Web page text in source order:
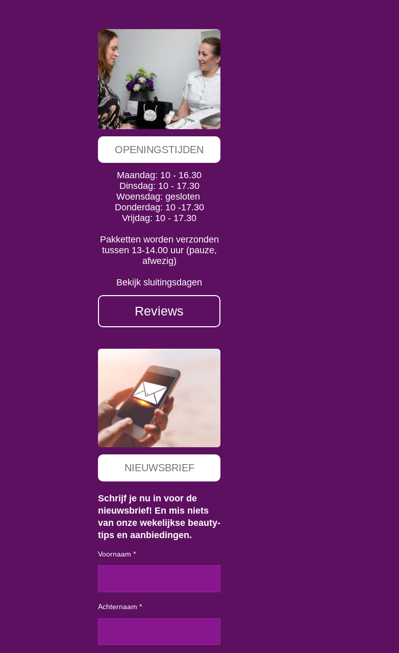
OPENINGSTIJDEN
Maandag: 10 - 16.30
Dinsdag: 10 - 17.30
Woensdag: gesloten
Donderdag: 10 -17.30
Vrijdag: 10 - 17.30
Pakketten worden verzonden
tussen 13-14.00 uur (pauze,
afwezig)
Bekijk sluitingsdagen
Reviews
NIEUWSBRIEF
Schrijf je nu in voor de
nieuwsbrief! En mis niets
van onze wekelijkse beauty-
tips en aanbiedingen.
Voornaam *
Achternaam *